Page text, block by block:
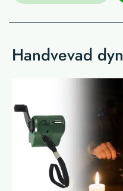
Handvevad